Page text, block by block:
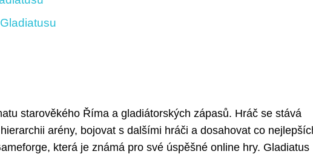
starověkého Říma a gladiátorských zápasů. Hráč se stává
arény, bojovat s dalšími hráči a dosahovat co
která je známá pro své úspěšné online hry. Gladiatus